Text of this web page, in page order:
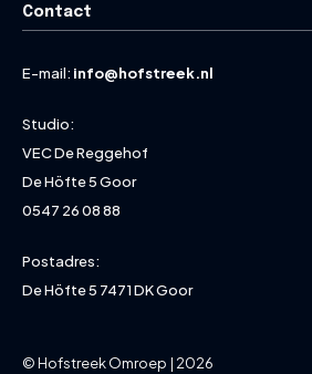
Contact
E-mail: info@hofstreek.nl
Studio:
VEC De Reggehof
De Höfte 5 Goor
0547 26 08 88
Postadres:
De Höfte 5 7471 DK Goor
© Hofstreek Omroep | 2026